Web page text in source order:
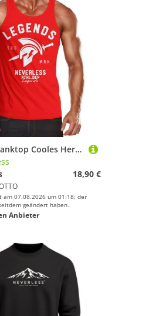
Neverless Tanktop Cooles Herren Tank-Top Gladiator Sparta Gym Athletics Sport Fitness mit Print
18,90 €
07.08.2026 um 01:18; der
geändert haben.
Anbieter